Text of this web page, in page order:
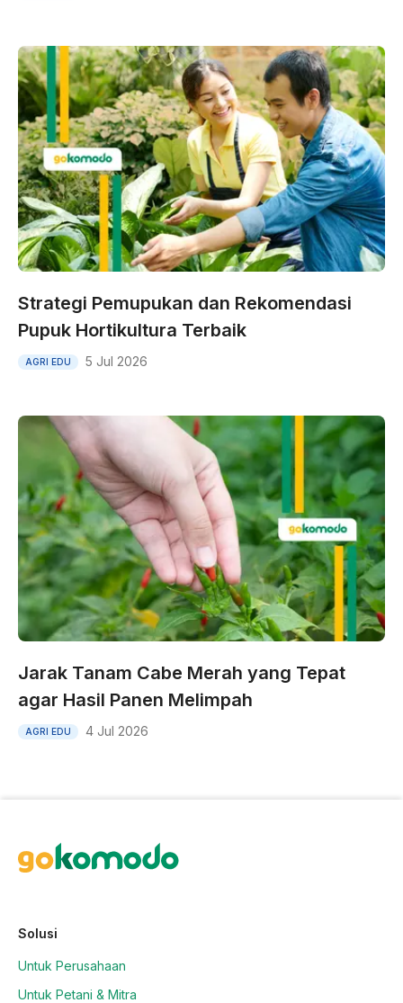
Strategi Pemupukan dan Rekomendasi
Pupuk Hortikultura Terbaik
AGRI EDU 5 Jul 2026
Jarak Tanam Cabe Merah yang Tepat
agar Hasil Panen Melimpah
AGRI EDU 4 Jul 2026
Solusi
Untuk Perusahaan
Untuk Petani & Mitra